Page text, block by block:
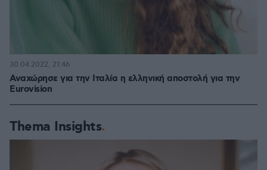
Αναχώρησε για την Ιταλία η ελληνική αποστολή για την
Eurovision
30.04.2022, 21:46
Thema Insights